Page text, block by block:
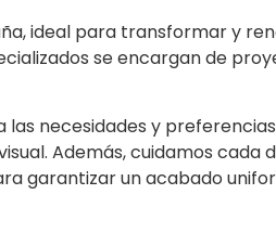
ideal para transformar y
se encargan de
las necesidades y
Además, cuidamos cada
garantizar un acabado